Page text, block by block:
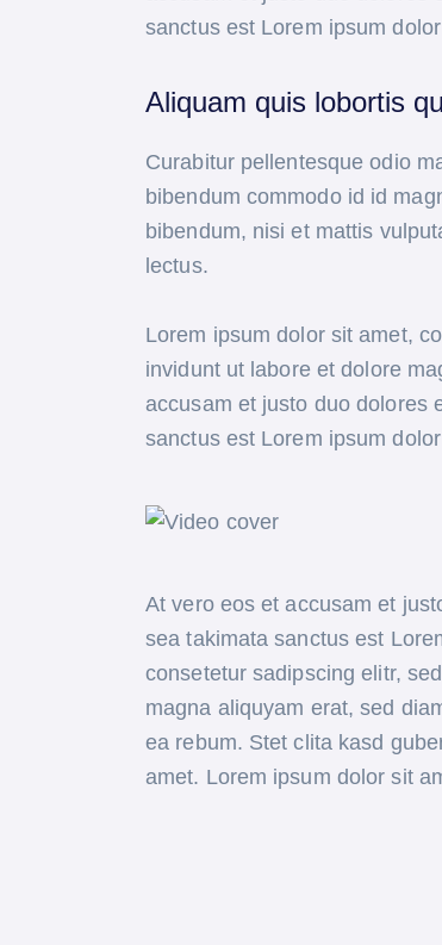
sanctus est Lorem ipsum
Aliquam quis lobortis
Curabitur pellentesque odio
bibendum commodo id id
bibendum, nisi et mattis
lectus.
Lorem ipsum dolor sit amet,
invidunt ut labore et dolore
accusam et justo duo dolores
sanctus est Lorem ipsum
At vero eos et accusam et
sea takimata sanctus est
consetetur sadipscing elitr,
magna aliquyam erat, sed
ea rebum. Stet clita kasd
amet. Lorem ipsum dolor sit